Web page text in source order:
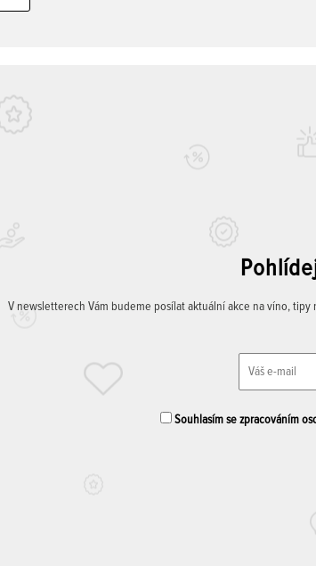
V newsletterech Vám budeme posílat aktuální akce na víno,
Souhlasím se zpracováním